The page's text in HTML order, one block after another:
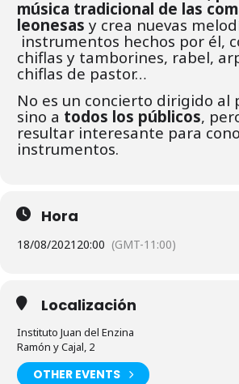
música tradicional de las
leonesas y crea nuevas
instrumentos hechos por él,
chiflas y tamborines, rabel,
chiflas de pastor…
No es un concierto dirigido
sino a todos los públicos,
resultar interesante para
instrumentos.
Hora
18/08/2021 20:00 (GMT-11:00)
Localización
Instituto Juan del Enzina
Ramón y Cajal, 2
OTHER EVENTS